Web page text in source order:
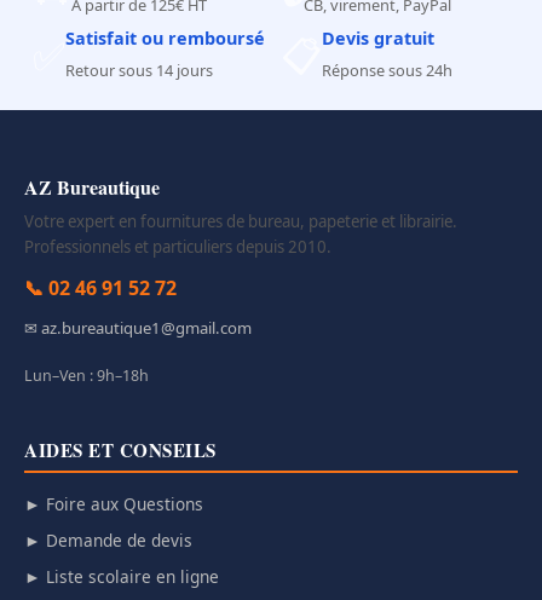
À partir de 125€ HT CB, virement, PayPal
Satisfait ou remboursé
Retour sous 14 jours
Devis gratuit
Réponse sous 24h
AZ Bureautique
Votre expert en fournitures de bureau, papeterie et librairie.
Professionnels et particuliers depuis 2010.
📞 02 46 91 52 72
✉ az.bureautique1@gmail.com
Lun–Ven : 9h–18h
AIDES ET CONSEILS
► Foire aux Questions
► Demande de devis
► Liste scolaire en ligne